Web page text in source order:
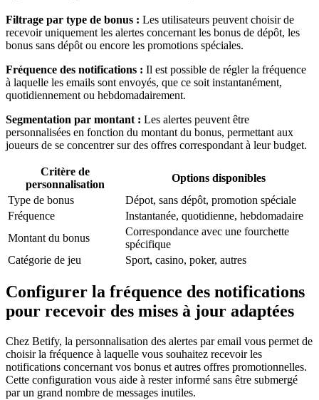
Filtrage par type de bonus : Les utilisateurs peuvent choisir de
recevoir uniquement les alertes concernant les bonus de dépôt, les
bonus sans dépôt ou encore les promotions spéciales.
Fréquence des notifications : Il est possible de régler la fréquence
à laquelle les emails sont envoyés, que ce soit instantanément,
quotidiennement ou hebdomadairement.
Segmentation par montant : Les alertes peuvent être
personnalisées en fonction du montant du bonus, permettant aux
joueurs de se concentrer sur des offres correspondant à leur budget.
Critère de
personnalisation
Options disponibles
Type de bonus
Dépot, sans dépôt, promotion spéciale
Fréquence
Instantanée, quotidienne, hebdomadaire
Montant du bonus
Correspondance avec une fourchette
spécifique
Catégorie de jeu
Sport, casino, poker, autres
Configurer la fréquence des notifications
pour recevoir des mises à jour adaptées
Chez Betify, la personnalisation des alertes par email vous permet de
choisir la fréquence à laquelle vous souhaitez recevoir les
notifications concernant vos bonus et autres offres promotionnelles.
Cette configuration vous aide à rester informé sans être submergé
par un grand nombre de messages inutiles.